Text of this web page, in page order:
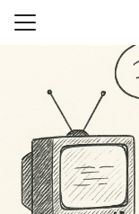
Skip
ยความเป็นส่วนตัว
ญชี (Accounting
ญชี (Accounting